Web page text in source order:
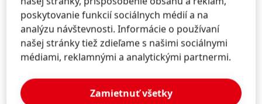
poskytovanie funkcií sociálnych médií a na
analýzu návštevnosti. Informácie o používaní
našej stránky tiež zdieľame s našimi sociálnymi
médiami, reklamnými a analytickými partnermi.
Zamietnuť všetky